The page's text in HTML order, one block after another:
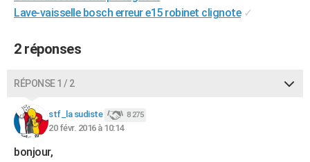
Destinations
City break
Voyage nature
Voyage de noces
Forum
Climat
PHOTO
GUIDES D'ACHAT
Carte de Noël
Carte Bonne année
Carte Saint-Valentin
Carte Pâques
Carte d'anniversaire
DICTIONNAIRE
Dictionnaire
Biographies
Citations
Expressions
Proverbes
PROGRAMME TV
Lave-vaisselle bosch erreur e15 robinet clignote ✓
2 réponses
RÉPONSE 1 / 2
stf_la sudiste 8 275
20 févr. 2016 à 10:14
bonjour,